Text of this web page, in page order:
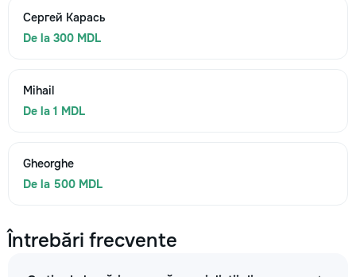
Сергей Карась
De la 300 MDL
Mihail
De la 1 MDL
Gheorghe
De la 500 MDL
Întrebări frecvente